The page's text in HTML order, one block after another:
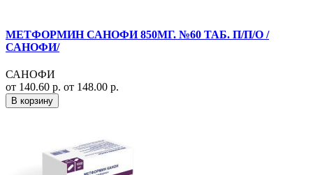
МЕТФОРМИН САНОФИ 850МГ. №60 ТАБ. П/П/О /
САНОФИ/
САНОФИ
от 140.60 р. от 148.00 р.
В корзину